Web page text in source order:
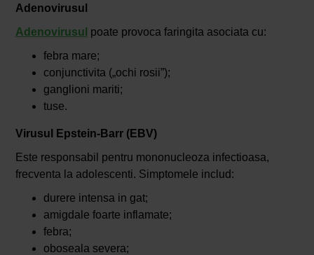
Adenovirusul
Adenovirusul poate provoca faringita asociata cu:
febra mare;
conjunctivita („ochi rosii”);
ganglioni mariti;
tuse.
Virusul Epstein-Barr (EBV)
Este responsabil pentru mononucleoza infectioasa,
frecventa la adolescenti. Simptomele includ:
durere intensa in gat;
amigdale foarte inflamate;
febra;
oboseala severa;